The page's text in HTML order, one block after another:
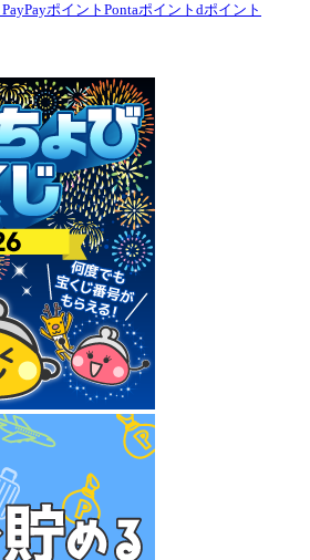
PayPayポイント Pontaポイント dポイント